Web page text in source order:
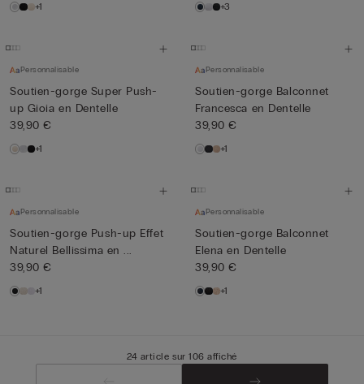
+1 +3
Personnalisable
Soutien-gorge Super Push-
up Gioia en Dentelle
39,90 €
+1
Personnalisable
Soutien-gorge Balconnet
Francesca en Dentelle
39,90 €
+1
Personnalisable
Soutien-gorge Push-up Effet
Naturel Bellissima en ...
39,90 €
+1
Personnalisable
Soutien-gorge Balconnet
Elena en Dentelle
39,90 €
+1
24 article sur 106 affiché